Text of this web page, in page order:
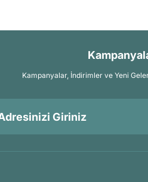
Kampanyalar, İndirimler ve Yeni